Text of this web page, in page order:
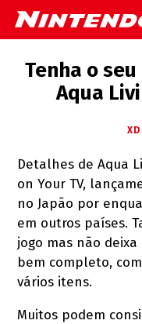
Tenha o
Aqua
XD
Detalhes de Aqua
on Your TV,
no Japão por
em outros países.
jogo mas não
bem completo,
vários itens.
Muitos podem